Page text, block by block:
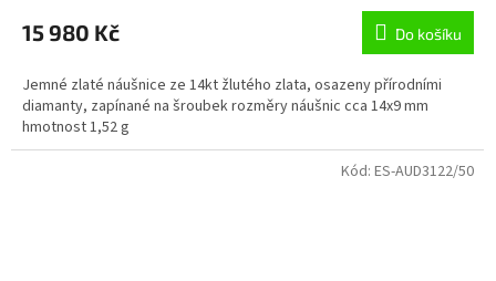
M
A
15 980 Kč Do košíku
Jemné zlaté náušnice ze 14kt žlutého zlata, osazeny přírodními
diamanty, zapínané na šroubek rozměry náušnic cca 14x9 mm
hmotnost 1,52 g
Kód: ES-AUD3122/50